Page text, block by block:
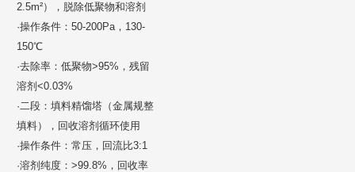
2.5m²），脱除低聚物和溶剂
·操作条件：50-200Pa，130-
150℃
·去除率：低聚物>95%，残留
溶剂<0.03%
·二段：填料精馏塔（金属规整
填料），回收溶剂循环使用
·操作条件：常压，回流比3:1
·溶剂纯度：>99.8%，回收率